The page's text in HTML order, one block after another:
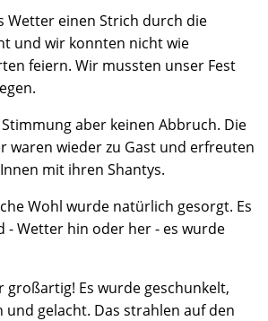
Wetter einen Strich durch die
und wir konnten nicht wie
feiern. Wir mussten unser Fest
aber keinen Abbruch. Die
waren wieder zu Gast und erfreuten
mit ihren Shantys.
Wohl wurde natürlich gesorgt. Es
- Wetter hin oder her - es wurde
großartig! Es wurde geschunkelt,
und gelacht. Das strahlen auf den